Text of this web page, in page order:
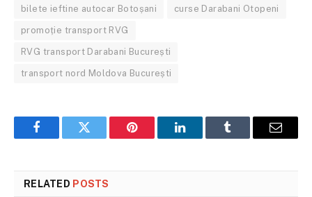
bilete ieftine autocar Botoșani curse Darabani Otopeni
promoție transport RVG
RVG transport Darabani București
transport nord Moldova București
FacebookTwitter Pinterest LinkedInTumblr Email
RELATED POSTS